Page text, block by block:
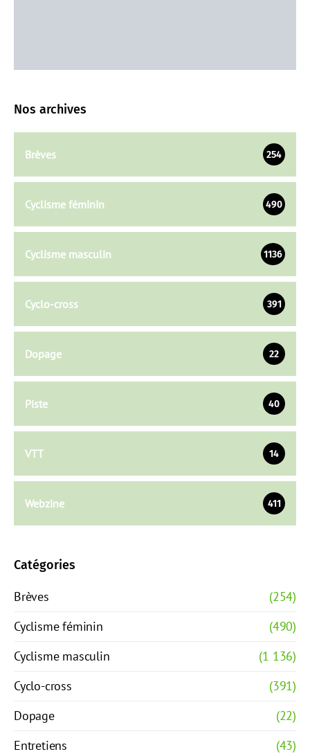
Nos archives
Brèves 254
Cyclisme féminin 490
Cyclisme masculin 1136
Cyclo-cross 391
Dopage 22
Piste 40
VTT 14
Webzine 411
Catégories
Brèves
(254)
Cyclisme féminin
(490)
Cyclisme masculin
(1 136)
Cyclo-cross
(391)
Dopage
(22)
Entretiens
(43)